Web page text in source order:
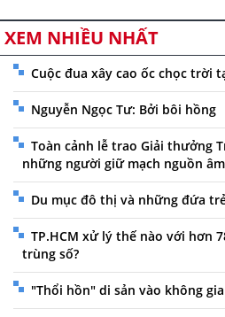
XEM NHIỀU NHẤT
Cuộc đua xây cao ốc chọc trời
Nguyễn Ngọc Tư: Bởi bôi hồng
Toàn cảnh lễ trao Giải thưởng
những người giữ mạch nguồn
Du mục đô thị và những đứa
TP.HCM xử lý thế nào với hơn
trùng số?
"Thổi hồn" di sản vào không